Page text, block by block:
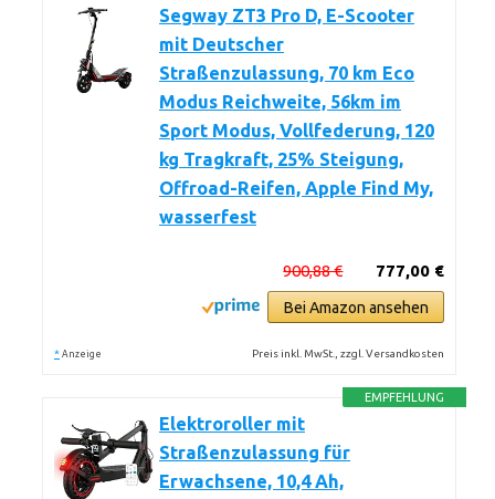
Segway ZT3 Pro D, E-Scooter
mit Deutscher
Straßenzulassung, 70 km Eco
Modus Reichweite, 56km im
Sport Modus, Vollfederung, 120
kg Tragkraft, 25% Steigung,
Offroad-Reifen, Apple Find My,
wasserfest
777,00 €
900,88 €
Bei Amazon ansehen
* Anzeige Preis inkl. MwSt., zzgl. Versandkosten
EMPFEHLUNG
Elektroroller mit
Straßenzulassung für
Erwachsene, 10,4 Ah,